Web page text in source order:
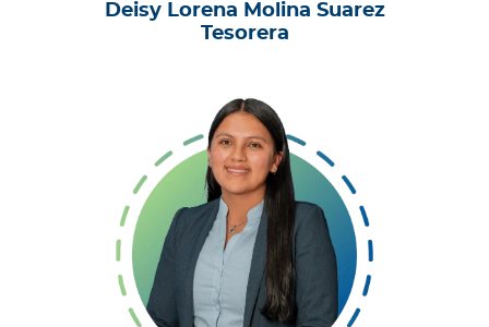
Deisy Lorena Molina Suarez
Tesorera